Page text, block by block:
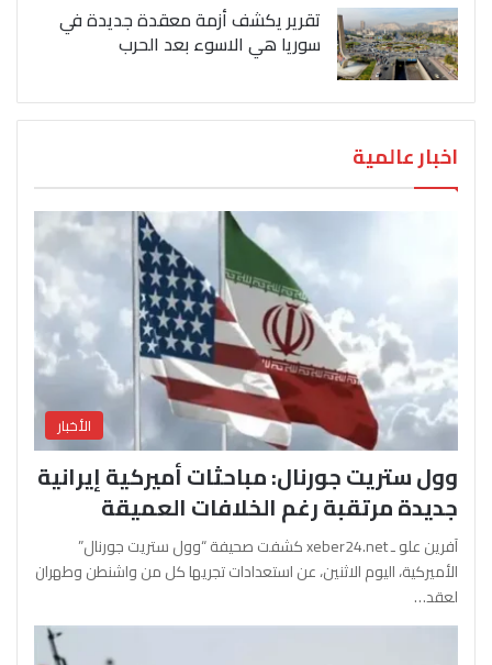
تقرير يكشف أزمة معقدة جديدة في
سوريا هي الاسوء بعد الحرب
اخبار عالمية
الأخبار
وول ستريت جورنال: مباحثات أميركية إيرانية
جديدة مرتقبة رغم الخلافات العميقة
آفرين علو ـ xeber24.net كشفت صحيفة “وول ستريت جورنال”
الأميركية، اليوم الاثنين، عن استعدادات تجريها كل من واشنطن وطهران
لعقد…